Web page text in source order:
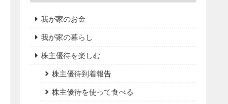
我が家のお金
我が家の暮らし
株主優待を楽しむ
株主優待到着報告
株主優待を使って食べる